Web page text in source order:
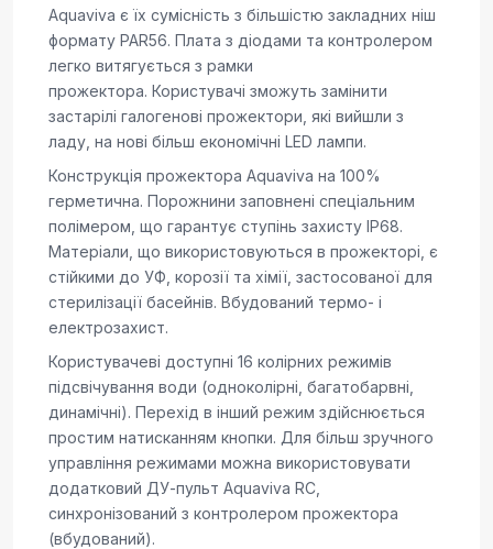
Aquaviva є їх сумісність з більшістю закладних ніш
формату PAR56. Плата з діодами та контролером
легко витягується з рамки
прожектора. Користувачі зможуть замінити
застарілі галогенові прожектори, які вийшли з
ладу, на нові більш економічні LED лампи.
Конструкція прожектора Aquaviva на 100%
герметична. Порожнини заповнені спеціальним
полімером, що гарантує ступінь захисту IP68.
Матеріали, що використовуються в прожекторі, є
стійкими до УФ, корозії та хімії, застосованої для
стерилізації басейнів. Вбудований термо- і
електрозахист.
Користувачеві доступні 16 колірних режимів
підсвічування води (одноколірні, багатобарвні,
динамічні). Перехід в інший режим здійснюється
простим натисканням кнопки. Для більш зручного
управління режимами можна використовувати
додатковий ДУ-пульт Aquaviva RC,
синхронізований з контролером прожектора
(вбудований).